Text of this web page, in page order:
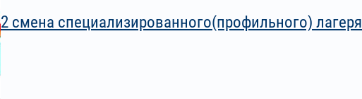
2 смена специализированного(профильного) лагеря